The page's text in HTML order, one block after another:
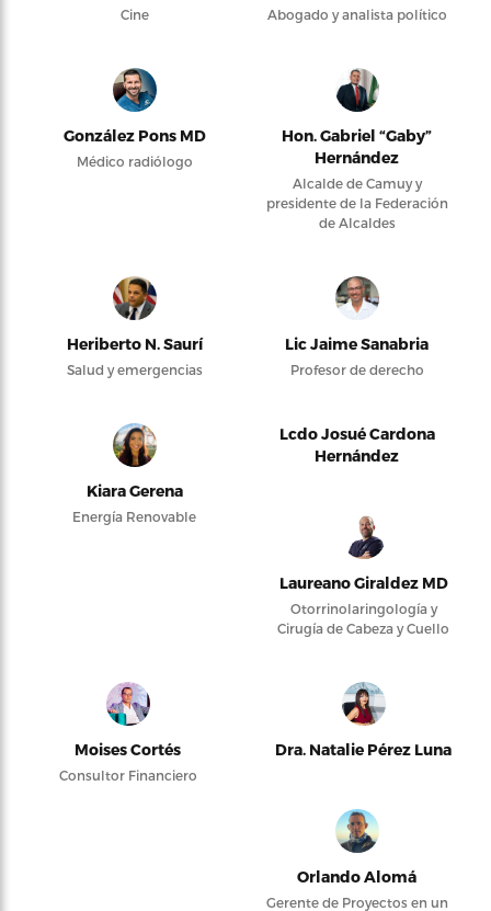
Cine Abogado y analista político
González Pons MD
Médico radiólogo
Hon. Gabriel “Gaby”
Hernández
Alcalde de Camuy y
presidente de la Federación
de Alcaldes
Heriberto N. Saurí
Salud y emergencias
Lic Jaime Sanabria
Profesor de derecho
Kiara Gerena
Energía Renovable
Lcdo Josué Cardona
Hernández
Laureano Giraldez MD
Otorrinolaringología y
Cirugía de Cabeza y Cuello
Moises Cortés
Consultor Financiero
Dra. Natalie Pérez Luna
Orlando Alomá
Gerente de Proyectos en un